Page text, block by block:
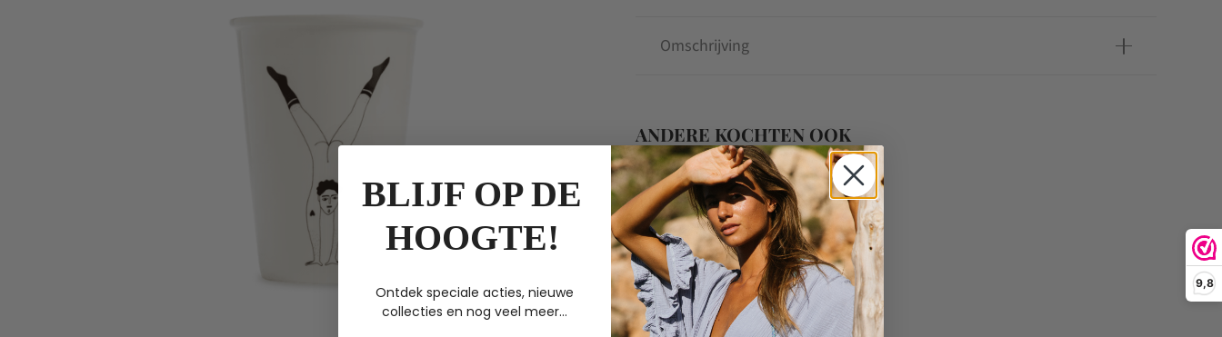
9,8
Omschrijving
ANDERE KOCHTEN OOK
BLIJF OP DE
HOOGTE!
Ontdek speciale acties, nieuwe
collecties en nog veel meer...